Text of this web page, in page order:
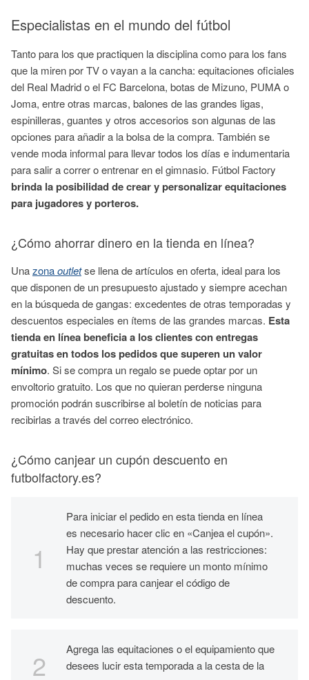
Especialistas en el mundo del fútbol
Tanto para los que practiquen la disciplina como para los fans
que la miren por TV o vayan a la cancha: equitaciones oficiales
del Real Madrid o el FC Barcelona, botas de Mizuno, PUMA o
Joma, entre otras marcas, balones de las grandes ligas,
espinilleras, guantes y otros accesorios son algunas de las
opciones para añadir a la bolsa de la compra. También se
vende moda informal para llevar todos los días e indumentaria
para salir a correr o entrenar en el gimnasio. Fútbol Factory
brinda la posibilidad de crear y personalizar equitaciones
para jugadores y porteros.
¿Cómo ahorrar dinero en la tienda en línea?
Unazonaoutletse llena de artículos en oferta, ideal para los
que disponen de un presupuesto ajustado y siempre acechan
en la búsqueda de gangas: excedentes de otras temporadas y
descuentos especiales en ítems de las grandes marcas. Esta
tienda en línea beneficia a los clientes con entregas
gratuitas en todos los pedidos que superen un valor
mínimo. Si se compra un regalo se puede optar por un
envoltorio gratuito. Los que no quieran perderse ninguna
promoción podrán suscribirse al boletín de noticias para
recibirlas a través del correo electrónico.
¿Cómo canjear un cupón descuento en
futbolfactory.es?
Para iniciar el pedido en esta tienda en línea
es necesario hacer clic en «Canjea el cupón».
Hay que prestar atención a las restricciones:
muchas veces se requiere un monto mínimo
de compra para canjear el código de
descuento.
Agrega las equitaciones o el equipamiento que
desees lucir esta temporada a la cesta de la